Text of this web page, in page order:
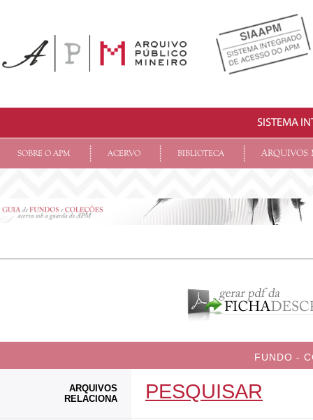
SISTEMA
SOBRE O APM ACERVO BIBLIOTECA ARQUIVOS
FUNDO -
ARQUIVOS
RELACIONA
PESQUISAR